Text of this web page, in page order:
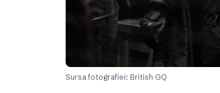
Sursa fotografiei: British GQ